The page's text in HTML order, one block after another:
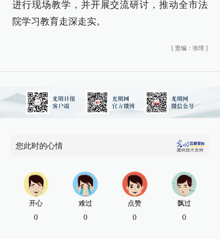
进行现场教学，并开展交流研讨，推动全市法
院学习教育走深走实。
[ 责编：张璋 ]
您此时的心情
开心
0
难过
0
点赞
0
飘过
0